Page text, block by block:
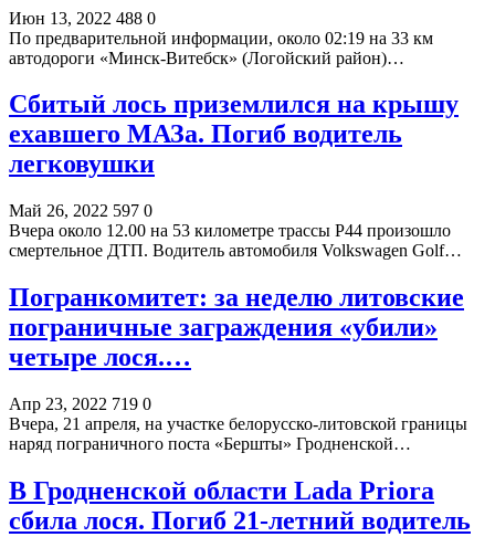
Июн 13, 2022 488 0
По предварительной информации, около 02:19 на 33 км
автодороги «Минск-Витебск» (Логойский район)…
Сбитый лось приземлился на крышу
ехавшего МАЗа. Погиб водитель
легковушки
Май 26, 2022 597 0
Вчера около 12.00 на 53 километре трассы Р44 произошло
смертельное ДТП. Водитель автомобиля Volkswagen Golf…
Погранкомитет: за неделю литовские
пограничные заграждения «убили»
четыре лося.…
Апр 23, 2022 719 0
Вчера, 21 апреля, на участке белорусско-литовской границы
наряд пограничного поста «Бершты» Гродненской…
В Гродненской области Lada Priora
сбила лося. Погиб 21-летний водитель